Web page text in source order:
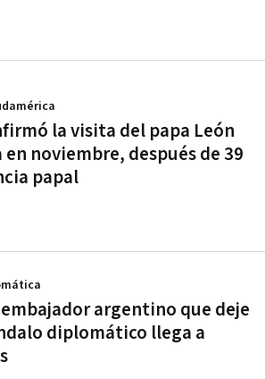
la visita del papa León
en noviembre, después de 39
papal
argentino que deje
diplomático llega a